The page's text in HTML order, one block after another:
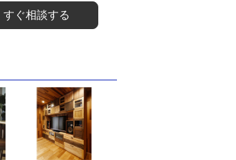
すぐ相談する